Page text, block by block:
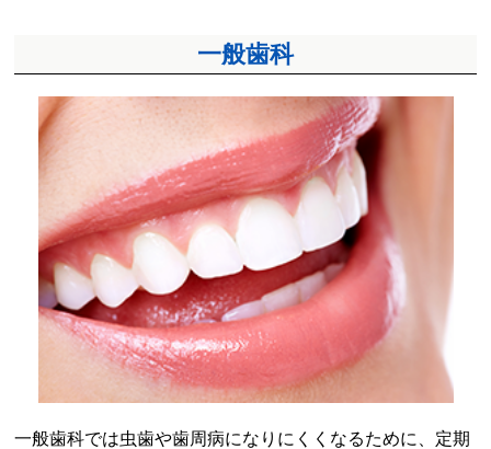
一般歯科
一般歯科では虫歯や歯周病になりにくくなるために、定期